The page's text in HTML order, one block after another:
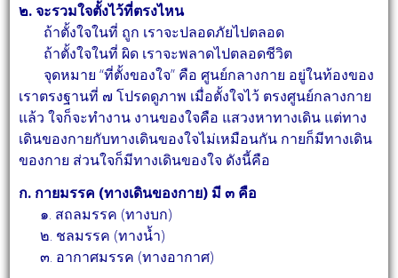
๒. จะรวมใจตั้งไว้ที่ตรงไหน
ถ้าตั้งใจในที่ ถูก เราจะปลอดภัยไปตลอด
ถ้าตั้งใจในที่ ผิด เราจะพลาดไปตลอดชีวิต
จุดหมาย “ที่ตั้งของใจ” คือ ศูนย์กลางกาย อยู่ในท้องของ
เราตรงฐานที่ ๗ โปรดดูภาพ เมื่อตั้งใจไว้ ตรงศูนย์กลางกาย
แล้ว ใจก็จะทำงาน งานของใจคือ แสวงหาทางเดิน แต่ทาง
เดินของกายกับทางเดินของใจไม่เหมือนกัน กายก็มีทางเดิน
ของกาย ส่วนใจก็มีทางเดินของใจ ดังนี้คือ
ก. กายมรรค (ทางเดินของกาย) มี ๓ คือ
๑. สถลมรรค (ทางบก)
๒. ชลมรรค (ทางน้ำ)
๓. อากาศมรรค (ทางอากาศ)